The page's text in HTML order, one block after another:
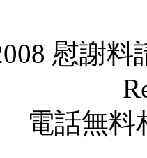
慰謝
電話無料